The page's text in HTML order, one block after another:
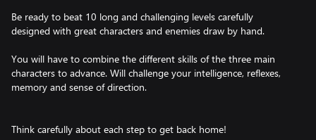
Be ready to beat 10 long and challenging levels carefully
designed with great characters and enemies draw by hand.
You will have to combine the different skills of the three main
characters to advance. Will challenge your intelligence, reflexes,
memory and sense of direction.
Think carefully about each step to get back home!